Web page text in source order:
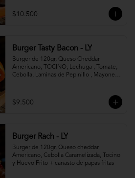
$10.500
Burger Tasty Bacon - LY
Burger de 120gr, Queso Cheddar
Americano, TOCINO, Lechuga , Tomate,
Cebolla, Laminas de Pepinillo , Mayonesa
$9.500
Burger Rach - LY
Burger de 120gr, Queso cheddar
Americano, Cebolla Caramelizada, Tocino
y Huevo Frito + canasto de papas fritas